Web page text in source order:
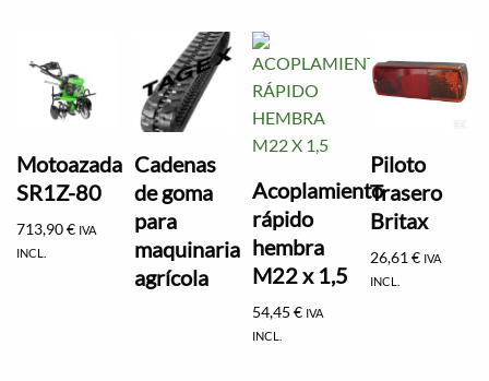
Motoazada
SR1Z-80
713,90€ IVA
INCL.
Cadenas
de goma
para
maquinaria
agrícola
Acoplamiento
rápido
hembra
M22 x 1,5
54,45€ IVA
INCL.
Piloto
Trasero
Britax
26,61€ IVA
INCL.